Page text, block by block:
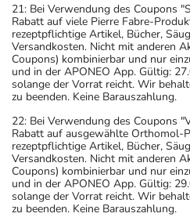
21: Bei Verwendung des Coupons
Rabatt auf viele Pierre Fabre-
rezeptpflichtige Artikel, Bücher,
Versandkosten. Nicht mit anderen
Coupons) kombinierbar und nur
und in der APONEO App. Gültig:
solange der Vorrat reicht. Wir
zu beenden. Keine Barauszahlung.
22: Bei Verwendung des Coupons
Rabatt auf ausgewählte Orthomol-
rezeptpflichtige Artikel, Bücher,
Versandkosten. Nicht mit anderen
Coupons) kombinierbar und nur
und in der APONEO App. Gültig:
solange der Vorrat reicht. Wir
zu beenden. Keine Barauszahlung.